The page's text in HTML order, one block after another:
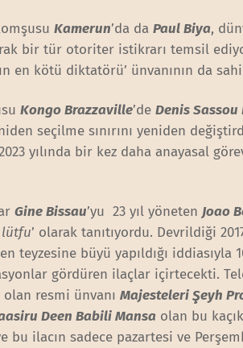
Kamerun’da daPaul Biya,
bir tür otoriter istikrarı temsil
en kötü diktatörü’ ünvanının da
Kongo Brazzaville’deDenis Sassou
seçilme sınırını yeniden
yılında bir kez daha anayasal
Gine Bissau’yu 23 yıl yöneten Joao
lütfu’ olarak tanıtıyordu. Devrildiği
teyzesine büyü yapıldığı iddiasıyla
gördüren ilaçlar içirtecekti.
olan resmi ünvanıMajesteleri Şeyh
Deen Babili Mansa olan bu
bu ilacın sadece pazartesi ve